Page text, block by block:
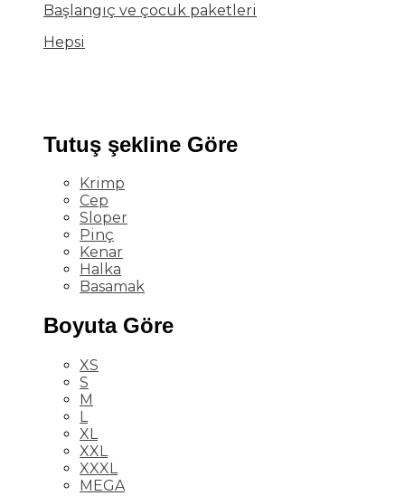
Başlangıç ve çocuk paketleri
Hepsi
Tutuş şekline Göre
Krimp
Cep
Sloper
Pinç
Kenar
Halka
Basamak
Boyuta Göre
XS
S
M
L
XL
XXL
XXXL
MEGA